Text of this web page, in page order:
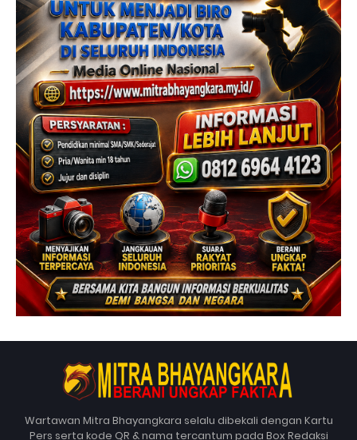
Wartawan Mitra Bhayangkara selalu dibekali dengan Kartu
Pers serta kode QR & nama tercantum pada Box Redaksi